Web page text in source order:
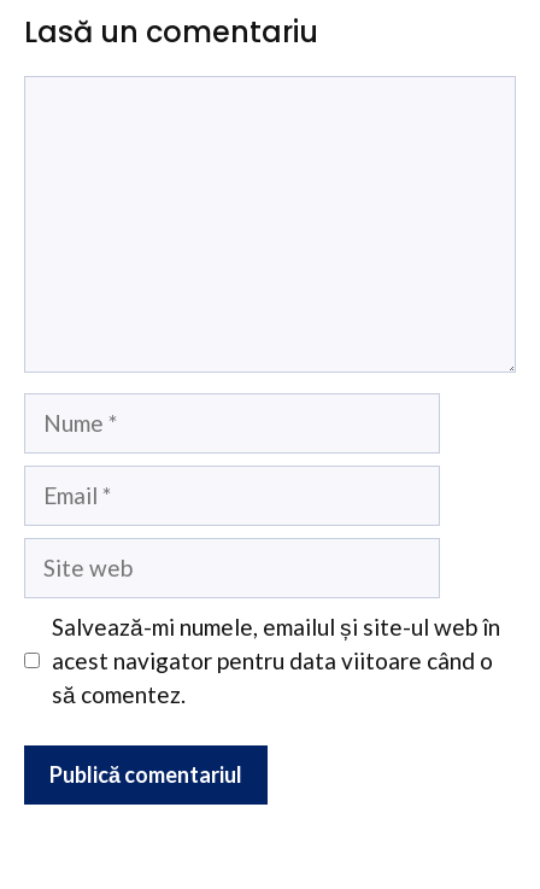
Lasă un comentariu
web
Salvează-mi numele, emailul și site-ul web în
acest navigator pentru data viitoare când o
să comentez.